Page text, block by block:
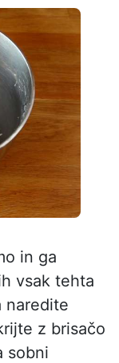
in ga
vsak tehta
naredite
z brisačo
sobni